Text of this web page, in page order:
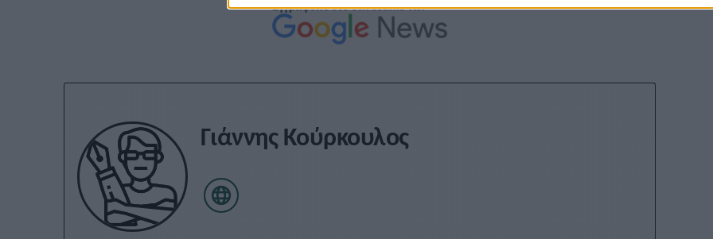
Εγγραφείτε στο Stivostime των
Γιάννης Κούρκουλος